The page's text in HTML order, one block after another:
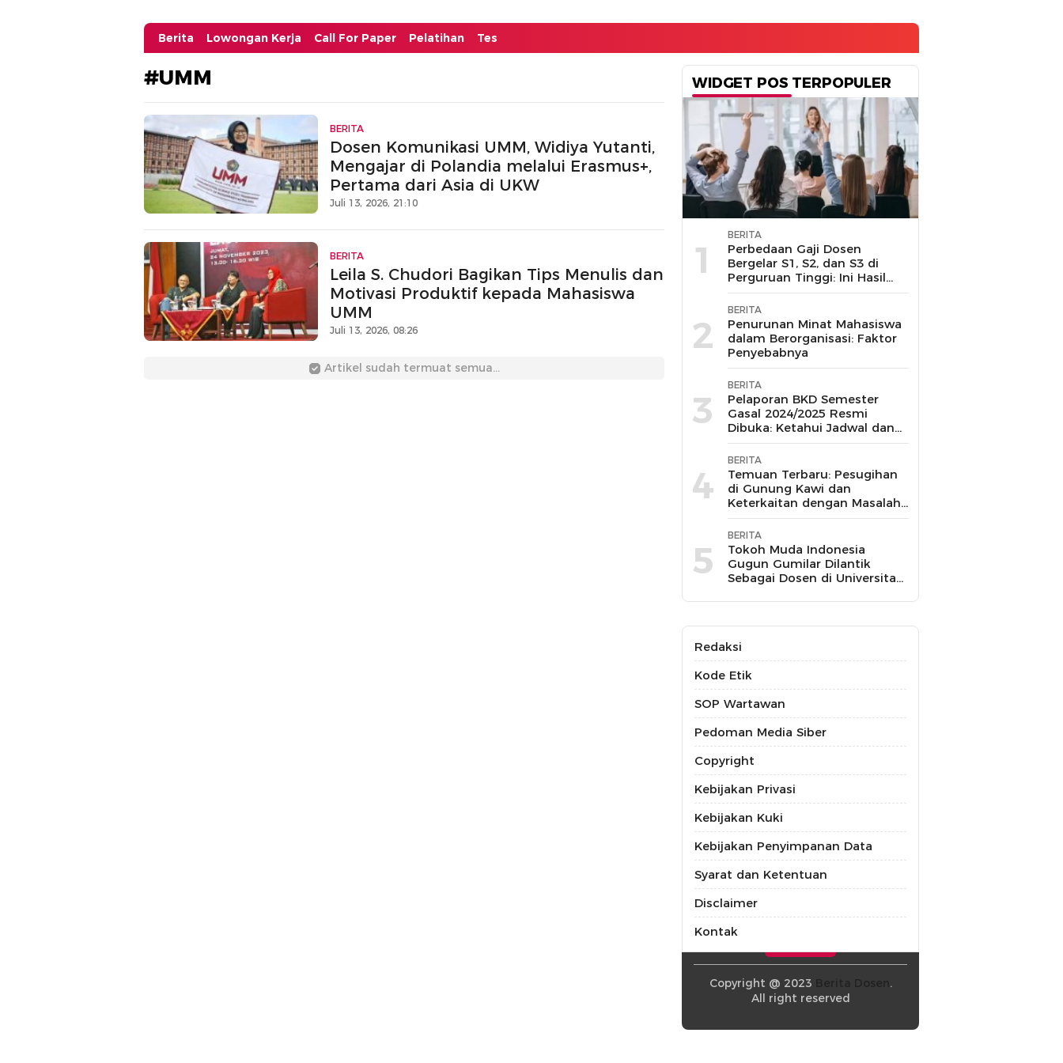
Berita Lowongan Kerja Call For Paper Pelatihan Tes
#UMM
BERITA
Dosen Komunikasi UMM, Widiya Yutanti,
Mengajar di Polandia melalui Erasmus+,
Pertama dari Asia di UKW
Juli 13, 2026, 21:10
BERITA
Leila S. Chudori Bagikan Tips Menulis dan
Motivasi Produktif kepada Mahasiswa
UMM
Juli 13, 2026, 08:26
Artikel sudah termuat semua...
WIDGET POS TERPOPULER
1
BERITA
Perbedaan Gaji Dosen
Bergelar S1, S2, dan S3 di
Perguruan Tinggi: Ini Hasil
Penelusuran
2
BERITA
Penurunan Minat Mahasiswa
dalam Berorganisasi: Faktor
Penyebabnya
3
BERITA
Pelaporan BKD Semester
Gasal 2024/2025 Resmi
Dibuka: Ketahui Jadwal dan
Prosesnya
4
BERITA
Temuan Terbaru: Pesugihan
di Gunung Kawi dan
Keterkaitan dengan Masalah
Kesehatan Mental
5
BERITA
Tokoh Muda Indonesia
Gugun Gumilar Dilantik
Sebagai Dosen di Universitas
Berbagai Mata Kuliah
Redaksi
Kode Etik
SOP Wartawan
Pedoman Media Siber
Copyright
Kebijakan Privasi
Kebijakan Kuki
Kebijakan Penyimpanan Data
Syarat dan Ketentuan
Disclaimer
Kontak
Copyright @ 2023
.
All right reserved